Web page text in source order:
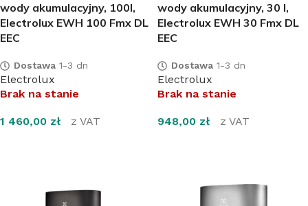
wody akumulacyjny, 100l,
Electrolux EWH 100 Fmx DL
EEC
Dostawa 1-3 dn
Electrolux
Brak na stanie
1 460,00 zł z VAT
wody akumulacyjny, 30 l,
Electrolux EWH 30 Fmx DL
EEC
Dostawa 1-3 dn
Electrolux
Brak na stanie
948,00 zł z VAT